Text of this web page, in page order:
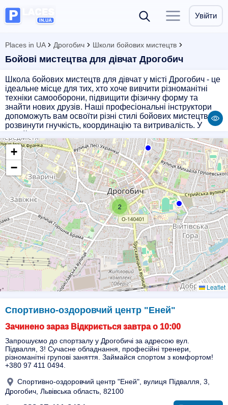
Увійти
Places in UA Дрогобич Школи бойових мистецтв
Бойові мистецтва для дівчат Дрогобич
Школа бойових мистецтв для дівчат у місті Дрогобич - це
ідеальне місце для тих, хто хоче вивчити різноманітні
техніки самооборони, підвищити фізичну форму та
знайти нових друзів. Наші професіональні інструктори
допоможуть вам освоїти різні стилі бойових мистецтв,
розвинути гнучкість, координацію та витривалість. У
підготовку, а й позитивні емоції, віру у себе та
впевненість у власних силах. Приєднуйтесь до нас і
відкрийте для себе новий світ бойових мистецтв!
2
+
−
Leaflet
Спортивно-оздоровчий центр "Еней"
Зачинено зараз Відкриється завтра о 10:00
Запрошуємо до спортзалу у Дрогобичі за адресою вул.
Підвалля, 3! Сучасне обладнання, професійні тренери,
різноманітні групові заняття. Займайся спортом з комфортом!
+380 97 411 0494.
Спортивно-оздоровчий центр "Еней", вулиця Підвалля, 3,
Дрогобич, Львівська область, 82100